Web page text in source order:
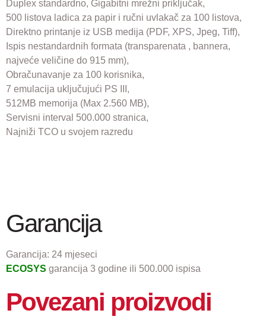
Duplex standardno, Gigabitni mrežni priključak,
500 listova ladica za papir i ručni uvlakač za 100 listova,
Direktno printanje iz USB medija (PDF, XPS, Jpeg, Tiff),
Ispis nestandardnih formata (transparenata , bannera,
najveće veličine do 915 mm),
Obračunavanje za 100 korisnika,
7 emulacija uključujući PS III,
512MB memorija (Max 2.560 MB),
Servisni interval 500.000 stranica,
Najniži TCO u svojem razredu
Garancija
Garancija: 24 mjeseci
ECOSYS garancija 3 godine ili 500.000 ispisa
Povezani proizvodi